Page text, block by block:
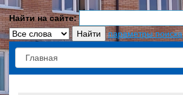
Найти на сайте:
параметры поиска